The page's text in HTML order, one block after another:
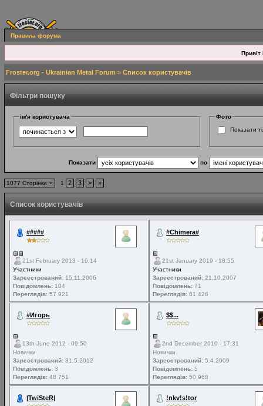
Правила форума
Привіт
Froster.org - Ukrainian Metal Forum > Список користувачів
Фільтри пошуку
ім'я користувача
Фото
Показати
Показати по
1077 Сторінки 1 2 3 > »
Список користувачів
#####
21st February 2013 - 16:14
Участники
Зареєстрований: 15.11.2006
Повідомлень: 104
Переглядів: 57 921
#Chimera#
21st January 2019 - 18:55
Участники
Зареєстрований: 21.10.2007
Повідомлень: 71
Переглядів: 61 426
#Игорь
13th June 2012 - 09:50
Новички
Зареєстрований: 31.5.2012
Повідомлень: 3
Переглядів: 48 751
$$...
2nd December 2010 - 17:31
Новички
Зареєстрований: 5.4.2009
Повідомлень: 5
Переглядів: 50 968
|TwiSteR| !nkv!s!tor